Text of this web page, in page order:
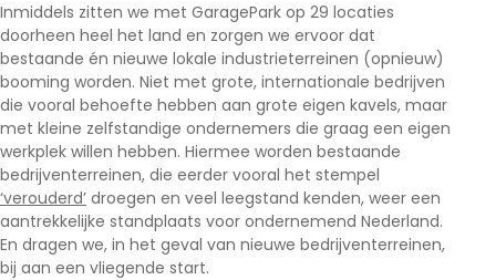
Inmiddels zitten we met GaragePark op 29 locaties
doorheen heel het land en zorgen we ervoor dat
bestaande én nieuwe lokale industrieterreinen (opnieuw)
booming worden. Niet met grote, internationale bedrijven
die vooral behoefte hebben aan grote eigen kavels, maar
met kleine zelfstandige ondernemers die graag een eigen
werkplek willen hebben. Hiermee worden bestaande
bedrijventerreinen, die eerder vooral het stempel
‘verouderd’ droegen en veel leegstand kenden, weer een
aantrekkelijke standplaats voor ondernemend Nederland.
En dragen we, in het geval van nieuwe bedrijventerreinen,
bij aan een vliegende start.